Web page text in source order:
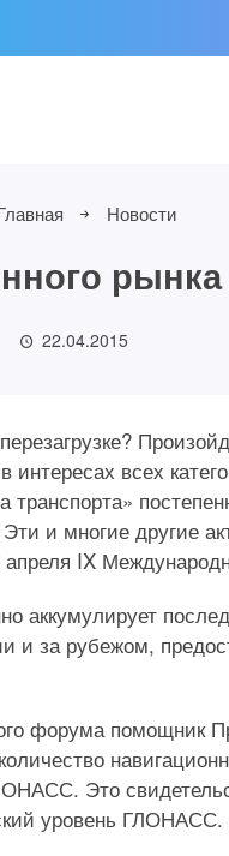
Новости
22.04.2015
интересах всех
и многие другие
IX
аккумулирует
и за рубежом,
форума помощник
Это
уровень ГЛОНАСС.